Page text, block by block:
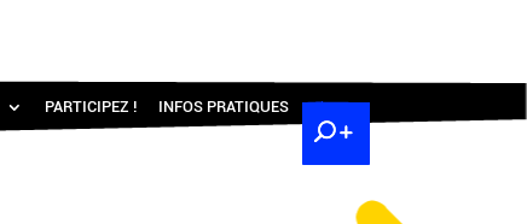
PARTICIPEZ ! INFOS PRATIQUES